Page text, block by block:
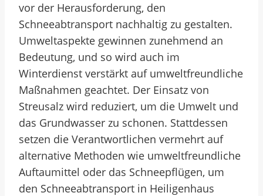
vor der Herausforderung, den
Schneeabtransport nachhaltig zu gestalten.
Umweltaspekte gewinnen zunehmend an
Bedeutung, und so wird auch im
Winterdienst verstärkt auf umweltfreundliche
Maßnahmen geachtet. Der Einsatz von
Streusalz wird reduziert, um die Umwelt und
das Grundwasser zu schonen. Stattdessen
setzen die Verantwortlichen vermehrt auf
alternative Methoden wie umweltfreundliche
Auftaumittel oder das Schneepflügen, um
den Schneeabtransport in Heiligenhaus